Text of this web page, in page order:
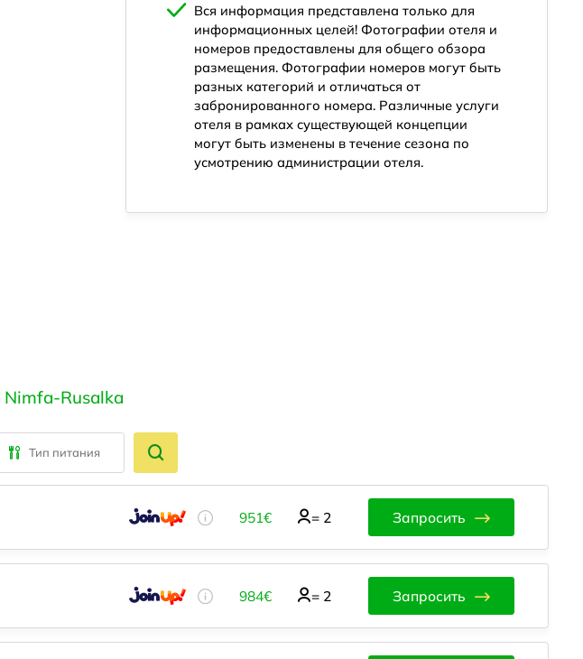
Вся информация представлена только для
информационных целей! Фотографии отеля и
номеров предоставлены для общего обзора
размещения. Фотографии номеров могут быть
разных категорий и отличаться от
забронированного номера. Различные услуги
отеля в рамках существующей концепции
могут быть изменены в течение сезона по
усмотрению администрации отеля.
Nimfa-Rusalka
Тип питания
951€ = 2 Запросить
984€ = 2 Запросить